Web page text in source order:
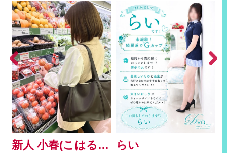
新人 小春(こはる)-おもてなし らい